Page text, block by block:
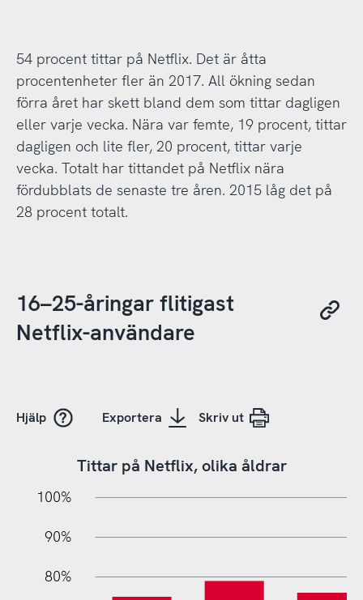
54 procent tittar på Netflix. Det är åtta
procentenheter fler än 2017. All ökning sedan
förra året har skett bland dem som tittar dagligen
eller varje vecka. Nära var femte, 19 procent, tittar
dagligen och lite fler, 20 procent, tittar varje
vecka. Totalt har tittandet på Netflix nära
fördubblats de senaste tre åren. 2015 låg det på
28 procent totalt.
16–25-åringar flitigast
Netflix-användare
Hjälp Exportera Skriv ut
Tittar på Netflix, olika åldrar
100%
90%
80%